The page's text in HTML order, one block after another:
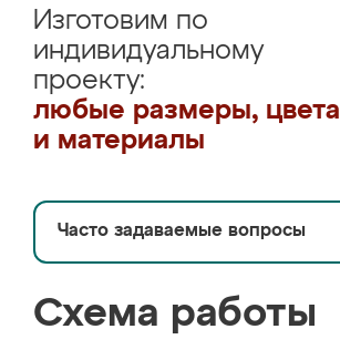
Изготовим по
индивидуальному
проекту:
любые размеры, цвета
и материалы
Часто задаваемые вопросы
Схема работы